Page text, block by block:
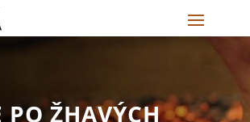
PO ŽHAVÝCH